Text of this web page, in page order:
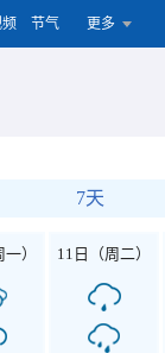
节气 更多
7天
） 11日（周二）